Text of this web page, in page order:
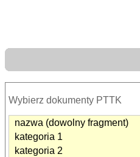
Wybierz dokumenty PTTK
nazwa (dowolny fragment)
kategoria 1
kategoria 2